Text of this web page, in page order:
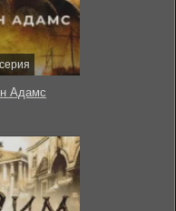
Адамс